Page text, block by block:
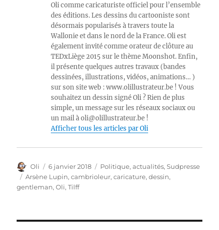
Oli comme caricaturiste officiel pour l’ensemble
des éditions. Les dessins du cartooniste sont
désormais popularisés à travers toute la
Wallonie et dans le nord de la France. Oli est
également invité comme orateur de clôture au
TEDxLiège 2015 sur le thème Moonshot. Enfin,
il présente quelques autres travaux (bandes
dessinées, illustrations, vidéos, animations… )
sur son site web : www.olillustrateur.be ! Vous
souhaitez un dessin signé Oli ? Rien de plus
simple, un message sur les réseaux sociaux ou
un mail à oli@olillustrateur.be !
Afficher tous les articles par Oli
Auteur
Oli
Publié
le
6 janvier 2018 Catégories
Politique, actualités,Sudpresse
Étiquettes
Arsène Lupin,cambrioleur,caricature,dessin,
gentleman,Oli,Tilff